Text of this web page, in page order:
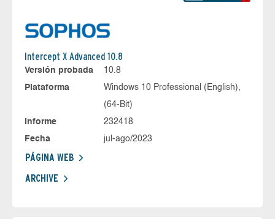
Intercept X Advanced 10.8
Versión probada
10.8
Plataforma
Windows 10 Professional (English),
(64-Bit)
Informe
232418
Fecha
jul-ago/2023
PÁGINA WEB
ARCHIVE